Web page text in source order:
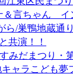
＆言ちゃん イ
ら/巣鴨地蔵通
共演！！
みだまつり・
ャラこども夢